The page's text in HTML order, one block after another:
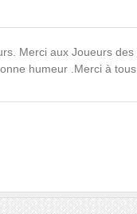
Merci aux Joueurs
humeur .Merci à tous